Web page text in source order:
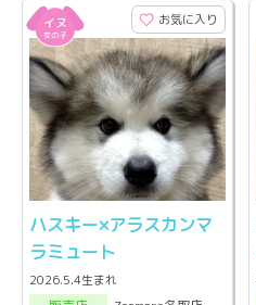
お気に入り
ハスキー×アラスカンマ
ラミュート
2026.5.4生まれ